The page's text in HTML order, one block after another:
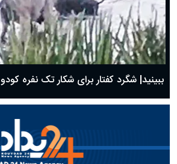
ببینید| شگرد کفتار برای شکار تک نفره کودو